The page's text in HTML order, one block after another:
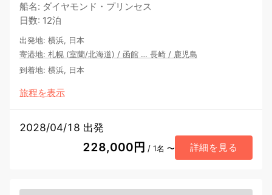
船名: ダイヤモンド・プリンセス
日数: 12泊
出発地: 横浜, 日本
寄港地: 札幌 (室蘭/北海道) / 函館 … 長崎 / 鹿児島
到着地: 横浜, 日本
旅程を表示
2028/04/18 出発
228,000円 / 1名 〜 詳細を見る